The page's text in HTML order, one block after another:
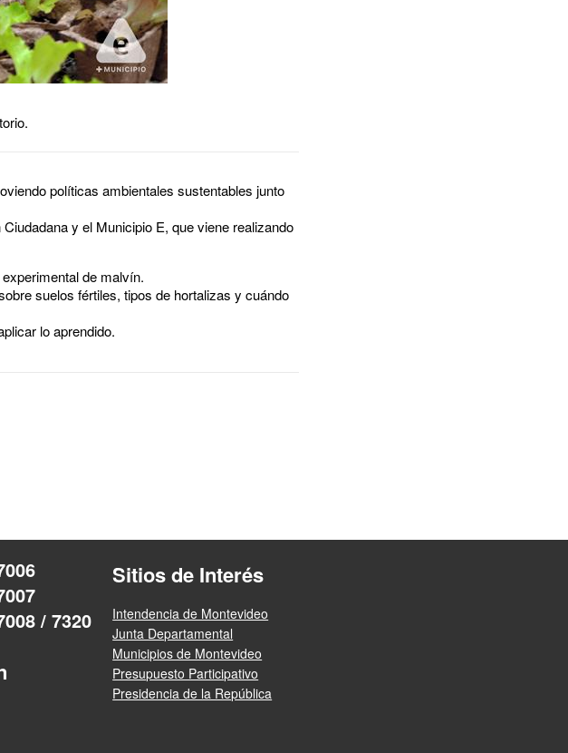
políticas ambientales sustentables junto
y el Municipio E, que viene realizando
de malvín.
suelos fértiles, tipos de hortalizas y cuándo
lo aprendido.
/ 7320
Sitios de Interés
Intendencia de Montevideo
Junta Departamental
Municipios de Montevideo
Presupuesto Participativo
Presidencia de la República